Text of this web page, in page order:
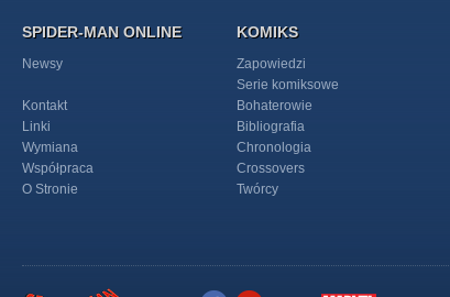
SPIDER-MAN ONLINE
Newsy
Kontakt
Linki
Wymiana
Współpraca
O Stronie
KOMIKS
Zapowiedzi
Serie komiksowe
Bohaterowie
Bibliografia
Chronologia
Crossovers
Twórcy